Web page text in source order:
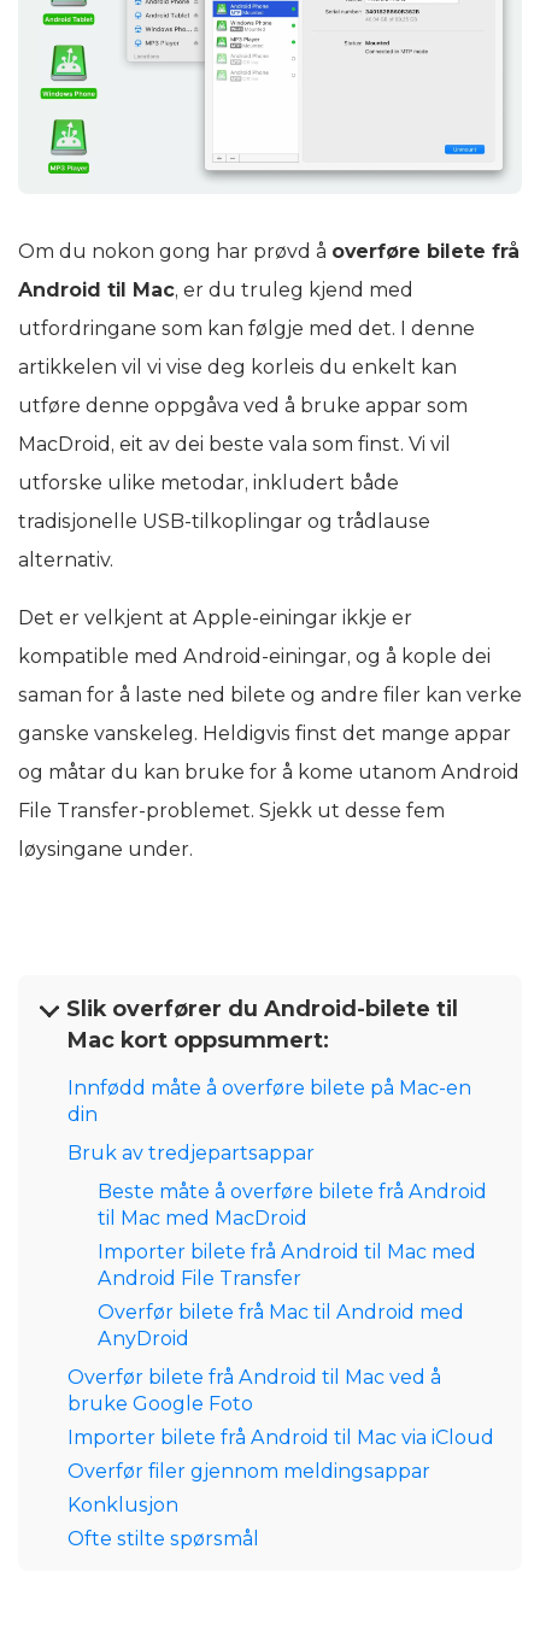
Om du nokon gong har prøvd å overføre bilete frå
Android til Mac, er du truleg kjend med
utfordringane som kan følgje med det. I denne
artikkelen vil vi vise deg korleis du enkelt kan
utføre denne oppgåva ved å bruke appar som
MacDroid, eit av dei beste vala som finst. Vi vil
utforske ulike metodar, inkludert både
tradisjonelle USB-tilkoplingar og trådlause
alternativ.
Det er velkjent at Apple-einingar ikkje er
kompatible med Android-einingar, og å kople dei
saman for å laste ned bilete og andre filer kan verke
ganske vanskeleg. Heldigvis finst det mange appar
og måtar du kan bruke for å kome utanom Android
File Transfer-problemet. Sjekk ut desse fem
løysingane under.
Slik overfører du Android-bilete til
Mac kort oppsummert:
Innfødd måte å overføre bilete på Mac-en
din
Bruk av tredjepartsappar
Beste måte å overføre bilete frå Android
til Mac med MacDroid
Importer bilete frå Android til Mac med
Android File Transfer
Overfør bilete frå Mac til Android med
AnyDroid
Overfør bilete frå Android til Mac ved å
bruke Google Foto
Importer bilete frå Android til Mac via iCloud
Overfør filer gjennom meldingsappar
Konklusjon
Ofte stilte spørsmål